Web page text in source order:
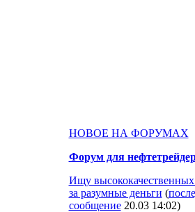
НОВОЕ НА ФОРУМАХ
Форум для
Ищу
за разумные деньги (
сообщение 20.03 14:02)